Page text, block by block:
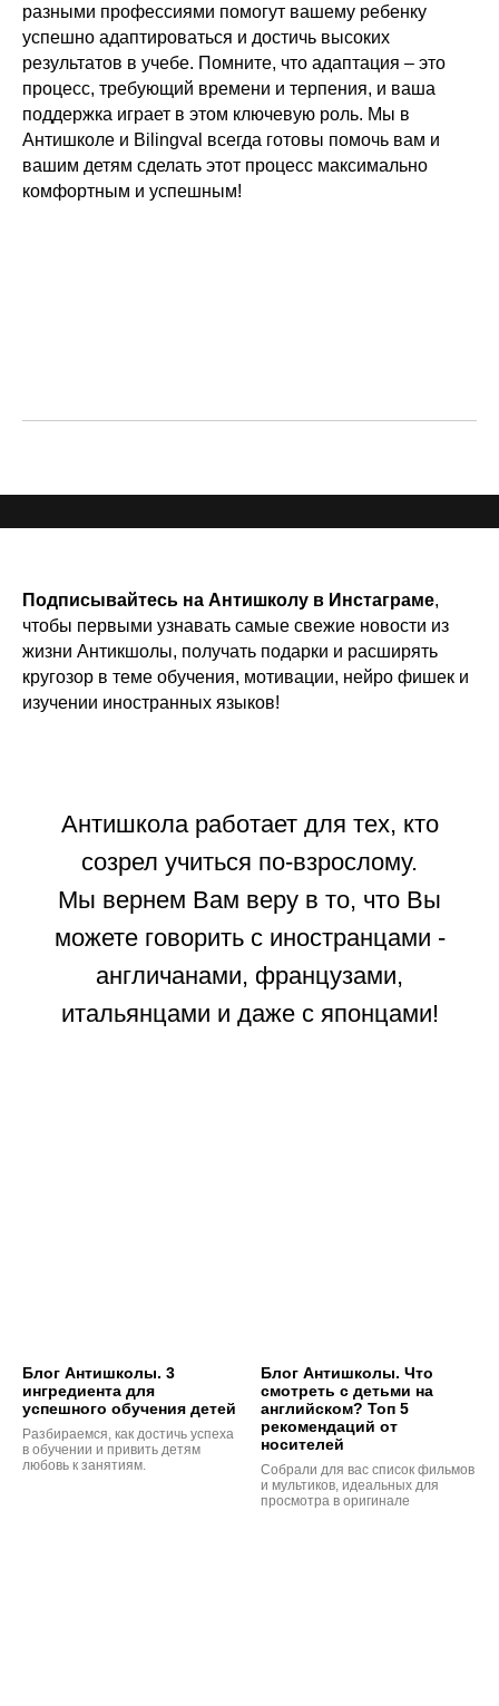
разными профессиями помогут вашему ребенку
успешно адаптироваться и достичь высоких
результатов в учебе. Помните, что адаптация – это
процесс, требующий времени и терпения, и ваша
поддержка играет в этом ключевую роль. Мы в
Антишколе и Bilingval всегда готовы помочь вам и
вашим детям сделать этот процесс максимально
комфортным и успешным!
Подписывайтесь на Антишколу в Инстаграме,
чтобы первыми узнавать самые свежие новости из
жизни Антикшолы, получать подарки и расширять
кругозор в теме обучения, мотивации, нейро фишек и
изучении иностранных языков!
Антишкола работает для тех, кто
созрел учиться по-взрослому.
Мы вернем Вам веру в то, что Вы
можете говорить с иностранцами -
англичанами, французами,
итальянцами и даже с японцами!
Блог Антишколы. 3
ингредиента для
успешного обучения детей
Разбираемся, как достичь успеха
в обучении и привить детям
любовь к занятиям.
Блог Антишколы. Что
смотреть с детьми на
английском? Топ 5
рекомендаций от
носителей
Собрали для вас список фильмов
и мультиков, идеальных для
просмотра в оригинале